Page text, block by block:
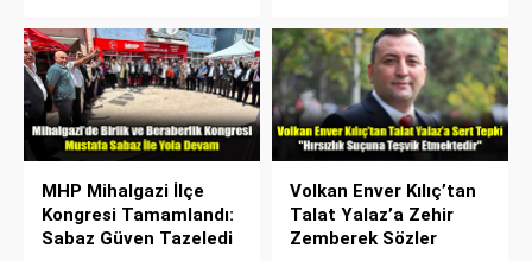
MHP Mihalgazi İlçe
Kongresi Tamamlandı:
Sabaz Güven Tazeledi
Volkan Enver Kılıç’tan
Talat Yalaz’a Zehir
Zemberek Sözler